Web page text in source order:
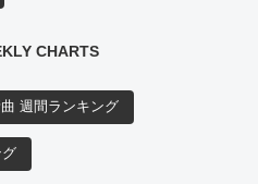
CHARTS
週間ランキング
グ